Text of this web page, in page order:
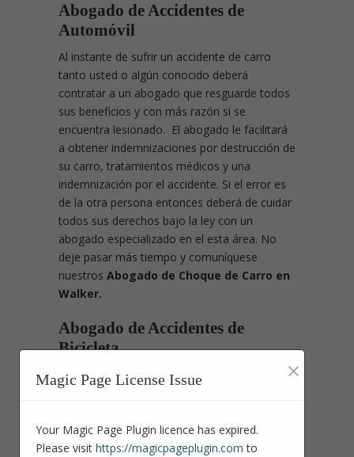
Abogado de Accidentes de
Automóvil
Al instante de sufrir un accidente de carro
tanto usted o algún conocido deberá
contratar a un abogado que resguarde todos
sus beneficios y con más razón si se
encuentra lesionado. El abogado le facilitará
a obtener indemnizaciones por destrucción de
su carro, tratamientos médicos y una
indemnización por el accidente. Si el error es
de la otra persona entonces deberá de cuidar
todos sus derechos bajo la ley con un
abogado especializado en el esta área. No
deje pasar más tiempo y comuníquese
nuestros Abogado de Choque de Carro en
Walker.
Abogado de Accidentes de
Bicicleta
Si usted está herido debido a que ha tenido
un accidente en bici por acciones de terceras
un abogado que le asesore cuáles son sus
derechos y beneficios por el accidente que
Magic Page License Issue ×
Your Magic Page Plugin licence has expired.
Please visit https://magicpageplugin.com to